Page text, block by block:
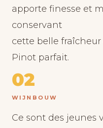
apporte finesse et
conservant
cette belle
Pinot parfait.
02
WIJNBOUW
Ce sont des jeunes